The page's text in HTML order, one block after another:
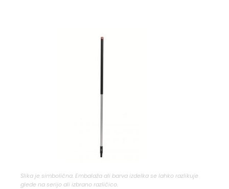
Slika je simbolična. Embalaža ali barva izdelka se lahko razlikuje
glede na serijo ali izbrano različico.